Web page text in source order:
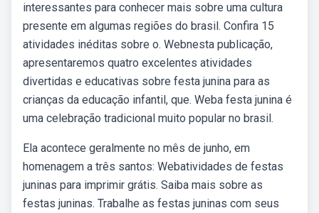
interessantes para conhecer mais sobre uma cultura
presente em algumas regiões do brasil. Confira 15
atividades inéditas sobre o. Webnesta publicação,
apresentaremos quatro excelentes atividades
divertidas e educativas sobre festa junina para as
crianças da educação infantil, que. Weba festa junina é
uma celebração tradicional muito popular no brasil.
Ela acontece geralmente no mês de junho, em
homenagem a três santos: Webatividades de festas
juninas para imprimir grátis. Saiba mais sobre as
festas juninas. Trabalhe as festas juninas com seus